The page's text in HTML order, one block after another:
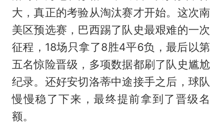
大，真正的考验从淘汰赛才开始。这次南
美区预选赛，巴西踢了队史最艰难的一次
征程，18场只拿了8胜4平6负，最后以第
五名惊险晋级，多项数据都刷了队史尴尬
纪录。还好安切洛蒂中途接手之后，球队
慢慢稳了下来，最终提前拿到了晋级名
额。